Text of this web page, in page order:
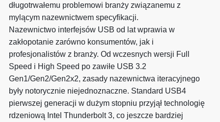
długotrwałemu problemowi branży związanemu z
mylącym nazewnictwem specyfikacji.
Nazewnictwo interfejsów USB od lat wprawia w
zakłopotanie zarówno konsumentów, jak i
profesjonalistów z branży. Od wczesnych wersji Full
Speed ​​i High Speed ​​po zawiłe USB 3.2
Gen1/Gen2/Gen2x2, zasady nazewnictwa iteracyjnego
były notorycznie niejednoznaczne. Standard USB4
pierwszej generacji w dużym stopniu przyjął technologię
rdzeniową Intel Thunderbolt 3, co jeszcze bardziej